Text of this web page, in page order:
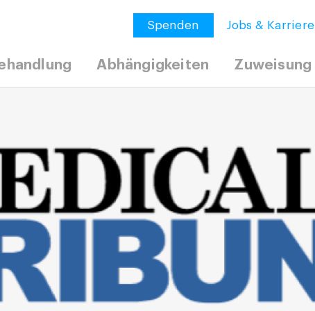
Spenden Jobs & Karriere
Abhängigkeiten Zuweisung